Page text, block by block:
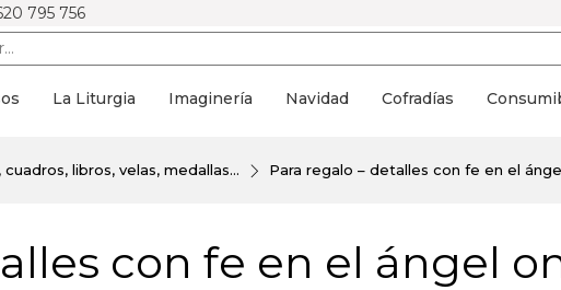
795 756
La Liturgia Imaginería Navidad Cofradías
cuadros, libros, velas, medallas... Para regalo – detalles con fe en el
con fe en el ángel